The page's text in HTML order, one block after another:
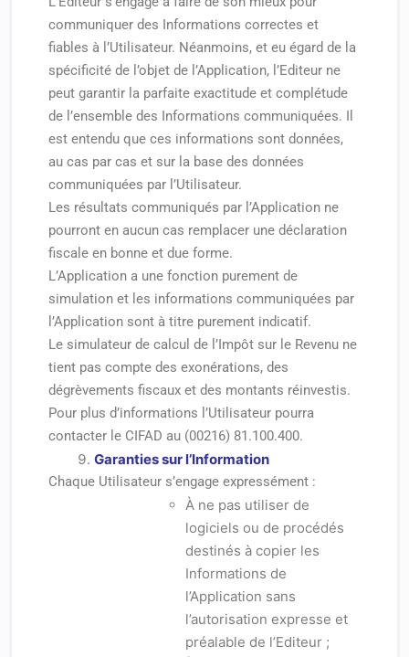
communiquer des Informations correctes et
fiables à l’Utilisateur. Néanmoins, et eu égard de la
spécificité de l’objet de l’Application, l’Editeur ne
peut garantir la parfaite exactitude et complétude
de l’ensemble des Informations communiquées. Il
est entendu que ces informations sont données,
au cas par cas et sur la base des données
communiquées par l’Utilisateur.
Les résultats communiqués par l’Application ne
pourront en aucun cas remplacer une déclaration
fiscale en bonne et due forme.
L’Application a une fonction purement de
simulation et les informations communiquées par
l’Application sont à titre purement indicatif.
Le simulateur de calcul de l’Impôt sur le Revenu ne
tient pas compte des exonérations, des
dégrèvements fiscaux et des montants réinvestis.
Pour plus d’informations l’Utilisateur pourra
contacter le CIFAD au (00216) 81.100.400.
Garanties sur l’Information
Chaque Utilisateur s’engage expressément :
À ne pas utiliser de
logiciels ou de procédés
destinés à copier les
Informations de
l’Application sans
l’autorisation expresse et
préalable de l’Editeur ;